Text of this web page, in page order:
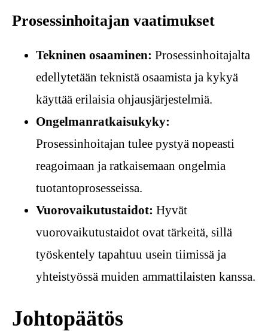
Prosessinhoitajan vaatimukset
Tekninen osaaminen: Prosessinhoitajalta
edellytetään teknistä osaamista ja kykyä
käyttää erilaisia ohjausjärjestelmiä.
Ongelmanratkaisukyky:
Prosessinhoitajan tulee pystyä nopeasti
reagoimaan ja ratkaisemaan ongelmia
tuotantoprosesseissa.
Vuorovaikutustaidot: Hyvät
vuorovaikutustaidot ovat tärkeitä, sillä
työskentely tapahtuu usein tiimissä ja
yhteistyössä muiden ammattilaisten kanssa.
Johtopäätös